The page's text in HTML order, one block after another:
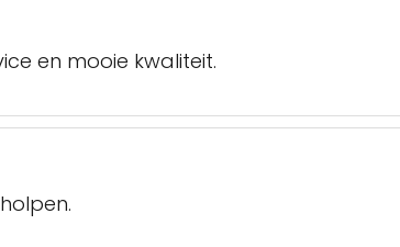
en mooie kwaliteit.